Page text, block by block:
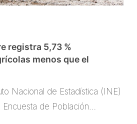
registra 5,73 %
menos que el
Nacional de Estadística (INE)
Encuesta de Población…